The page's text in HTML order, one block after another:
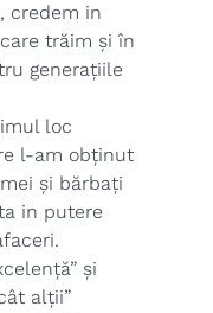
credem in
trăim și în
generațiile
loc
l-am obținut
și bărbați
in putere
și
alții”